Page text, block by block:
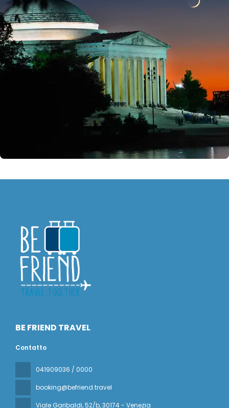
BE FRIEND TRAVEL
Contatto
041909036 / 0000
booking@befriend.travel
Viale Garibaldi, 52/b, 30174 - Venezia